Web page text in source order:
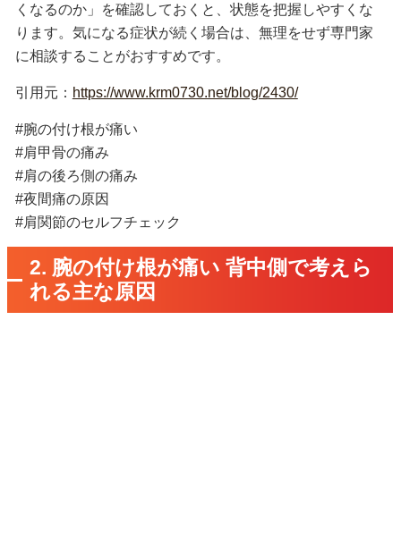
くなるのか」を確認しておくと、状態を把握しやすくな
ります。気になる症状が続く場合は、無理をせず専門家
に相談することがおすすめです。
引用元： https://www.krm0730.net/blog/2430/
#腕の付け根が痛い
#肩甲骨の痛み
#肩の後ろ側の痛み
#夜間痛の原因
#肩関節のセルフチェック
2. 腕の付け根が痛い 背中側で考えら
れる主な原因